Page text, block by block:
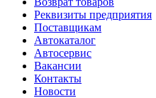
Реквизиты предприятия
Поставщикам
Автокаталог
Автосервис
Вакансии
Контакты
Новости